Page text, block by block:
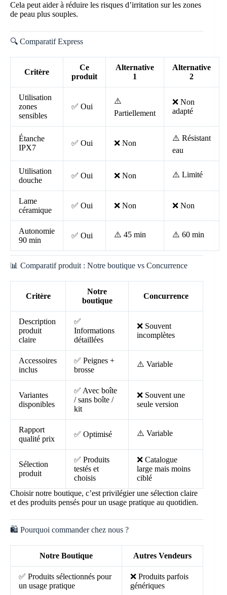
Cela peut aider à réduire les risques d’irritation sur les zones
de peau plus souples.
🔍 Comparatif Express
Critère
Ce
produit
Alternative
1
Alternative
2
Utilisation
zones
sensibles
✅ Oui
⚠️
Partiellement
❌ Non
adapté
Étanche
IPX7
✅ Oui ❌ Non
⚠️ Résistant
eau
Utilisation
douche
✅ Oui ❌ Non ⚠️ Limité
Lame
céramique
✅ Oui ❌ Non ❌ Non
Autonomie
90 min
✅ Oui ⚠️ 45 min ⚠️ 60 min
📊 Comparatif produit : Notre boutique vs Concurrence
Critère
Notre
boutique
Concurrence
Description
produit
claire
✅
Informations
détaillées
❌ Souvent
incomplètes
Accessoires
inclus
✅ Peignes +
brosse
⚠️ Variable
Variantes
disponibles
✅ Avec boîte
/ sans boîte /
kit
❌ Souvent une
seule version
Rapport
qualité prix
✅ Optimisé ⚠️ Variable
Sélection
produit
✅ Produits
testés et
choisis
❌ Catalogue
large mais moins
ciblé
Choisir notre boutique, c’est privilégier une sélection claire
et des produits pensés pour un usage pratique au quotidien.
🛍️ Pourquoi commander chez nous ?
Notre Boutique Autres Vendeurs
✅ Produits sélectionnés pour
un usage pratique
❌ Produits parfois
génériques